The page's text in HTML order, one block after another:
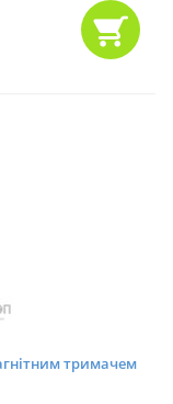
тримачем